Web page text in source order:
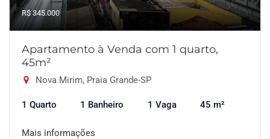
R$ 345.000
Apartamento à Venda com 1 quarto,
45m²
Nova Mirim, Praia Grande-SP
1 Quarto 1 Banheiro 1 Vaga 45 m²
Mais informações